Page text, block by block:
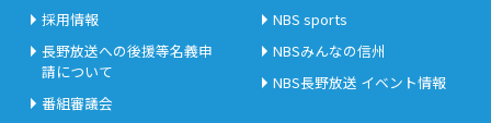
採用情報
長野放送への後援等名義申
請について
番組審議会
NBS sports
NBSみんなの信州
NBS長野放送 イベント情報